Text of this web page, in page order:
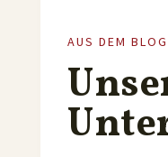
AUS DEM BLOG